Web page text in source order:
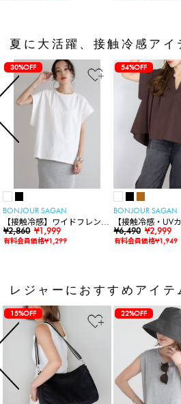
夏に大活躍、接触冷感アイ
30%OFF
BONJOUR SAGAN
【接触冷感】ワイドフレンチ
スリーブTシャツ
¥2,860 ¥1,999
有料会員価格¥1,299
54%OFF
BONJOUR SAGAN
【接触冷感・UV
ャーリングスキッ
ス
¥6,490 ¥2,999
有料会員価格¥1,949
レジャーにおすすめアイテ
15%OFF 22%OFF